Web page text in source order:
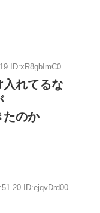
ID:xR8gbImC0
入れてるな
たのか
ID:ejqvDrd00